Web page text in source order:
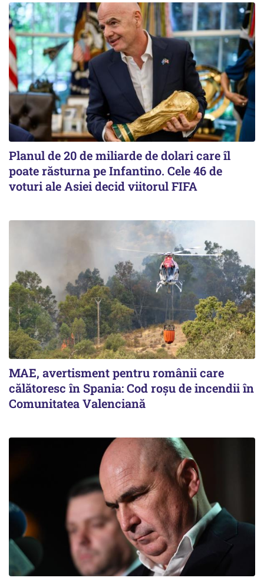
Planul de 20 de miliarde de dolari care îl
poate răsturna pe Infantino. Cele 46 de
voturi ale Asiei decid viitorul FIFA
MAE, avertisment pentru românii care
călătoresc în Spania: Cod roșu de incendii în
Comunitatea Valenciană